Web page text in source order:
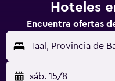
Hoteles
Encuentra ofertas
Taal, Provincia de
sáb. 15/8